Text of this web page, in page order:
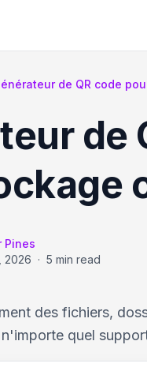
de QR code
de
Pines
2026 · 5 min read
des fichiers,
quel